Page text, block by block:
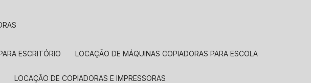
ESCRITÓRIO LOCAÇÃO DE MÁQUINAS COPIADORAS PARA ESCOLA
LOCAÇÃO DE COPIADORAS E IMPRESSORAS